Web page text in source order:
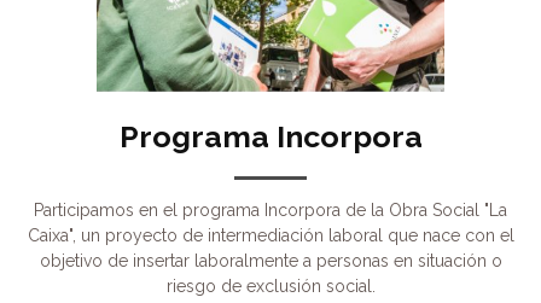
Programa Incorpora
Participamos en el programa Incorpora de la Obra Social "La
Caixa", un proyecto de intermediación laboral que nace con el
objetivo de insertar laboralmente a personas en situación o
riesgo de exclusión social.